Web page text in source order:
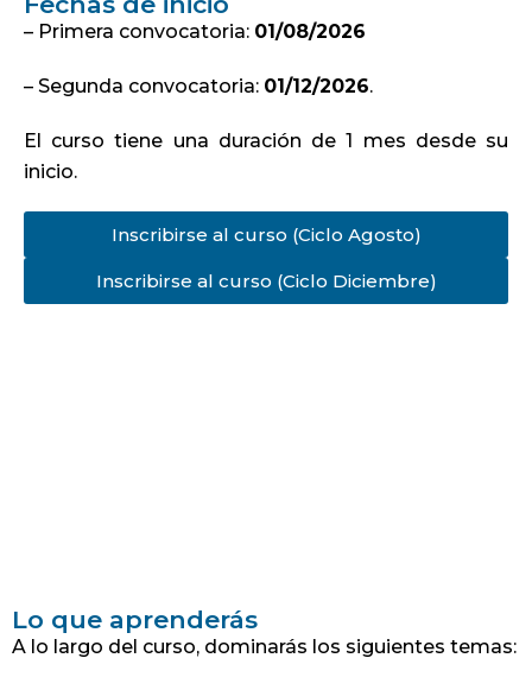
– Primera convocatoria: 01/08/2026
– Segunda convocatoria: 01/12/2026.
El curso tiene una duración de 1 mes desde su
inicio.
Inscribirse al curso (Ciclo Agosto)
Inscribirse al curso (Ciclo Diciembre)
Lo que aprenderás
A lo largo del curso, dominarás los siguientes temas: